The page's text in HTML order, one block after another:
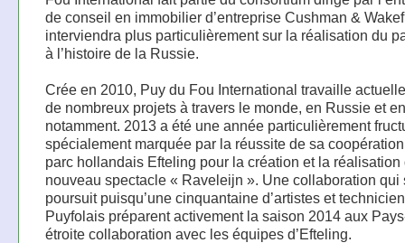
de conseil en immobilier d’entreprise Cushman &
interviendra plus particulièrement sur la réalisation du
à l’histoire de la Russie.
Crée en 2010, Puy du Fou International travaille
de nombreux projets à travers le monde, en Russie et
notamment. 2013 a été une année particulièrement
spécialement marquée par la réussite de sa
parc hollandais Efteling pour la création et la réalisation
nouveau spectacle « Raveleijn ». Une collaboration qui
poursuit puisqu’une cinquantaine d’artistes et
Puyfolais préparent activement la saison 2014 aux
étroite collaboration avec les équipes d’Efteling.